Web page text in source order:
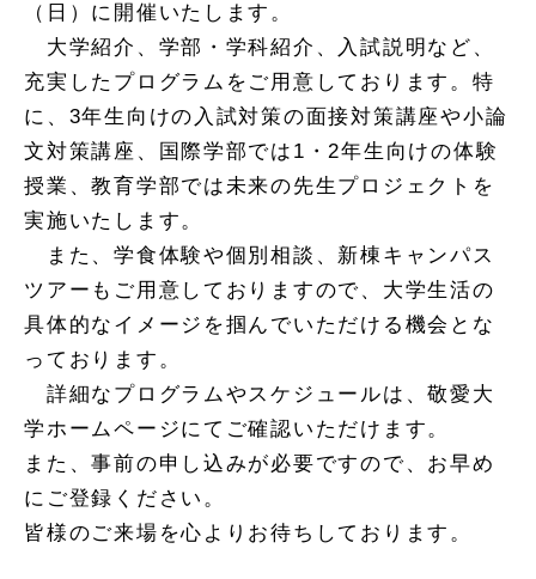
（日）に開催いたします。
大学紹介、学部・学科紹介、入試説明など、
充実したプログラムをご用意しております。特
に、3年生向けの入試対策の面接対策講座や小論
文対策講座、国際学部では1・2年生向けの体験
授業、教育学部では未来の先生プロジェクトを
実施いたします。
また、学食体験や個別相談、新棟キャンパス
ツアーもご用意しておりますので、大学生活の
具体的なイメージを掴んでいただける機会とな
っております。
詳細なプログラムやスケジュールは、敬愛大
学ホームページにてご確認いただけます。
また、事前の申し込みが必要ですので、お早め
にご登録ください。
皆様のご来場を心よりお待ちしております。